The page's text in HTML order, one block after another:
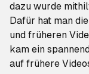
dazu wurde
Dafür hat man
und früheren
kam ein
auf frühere